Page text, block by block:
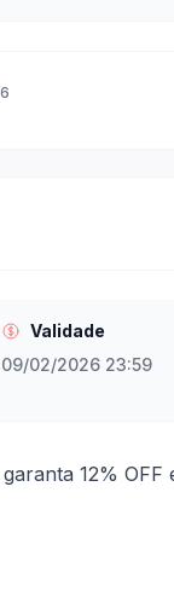
Validade
09/02/2026 23:59
12% OFF